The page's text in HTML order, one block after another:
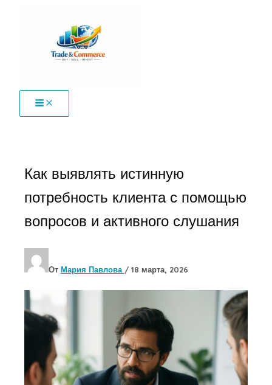
содержимому
Как выявлять истинную
потребность клиента с помощью
вопросов и активного слушания
От Мария Павлова / 18 марта, 2026